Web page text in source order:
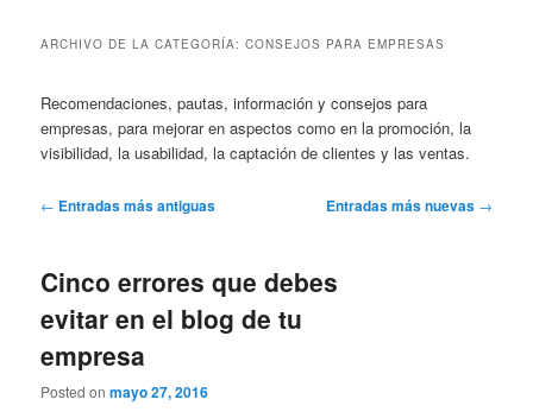
ARCHIVO DE LA CATEGORÍA:CONSEJOS PARA EMPRESAS
Recomendaciones, pautas, información y consejos para
empresas, para mejorar en aspectos como en la promoción, la
visibilidad, la usabilidad, la captación de clientes y las ventas.
Navegación
← Entradas más antiguas Entradas más nuevas →
Cinco errores que debes
evitar en el blog de tu
empresa
Posted onmayo 27, 2016